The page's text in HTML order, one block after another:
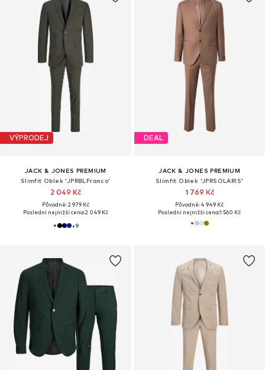
VÝPRODEJ
JACK & JONES PREMIUM
Slimfit Oblek 'JPRBLFranco'
2 049 Kč
Původně: 2 979 Kč
Poslední nejnižší cena:2 049 Kč
+9
DEAL
JACK & JONES PREMIUM
Slimfit Oblek 'JPRSOLARIS'
1 769 Kč
Původně: 4 949 Kč
Poslední nejnižší cena:1 560 Kč